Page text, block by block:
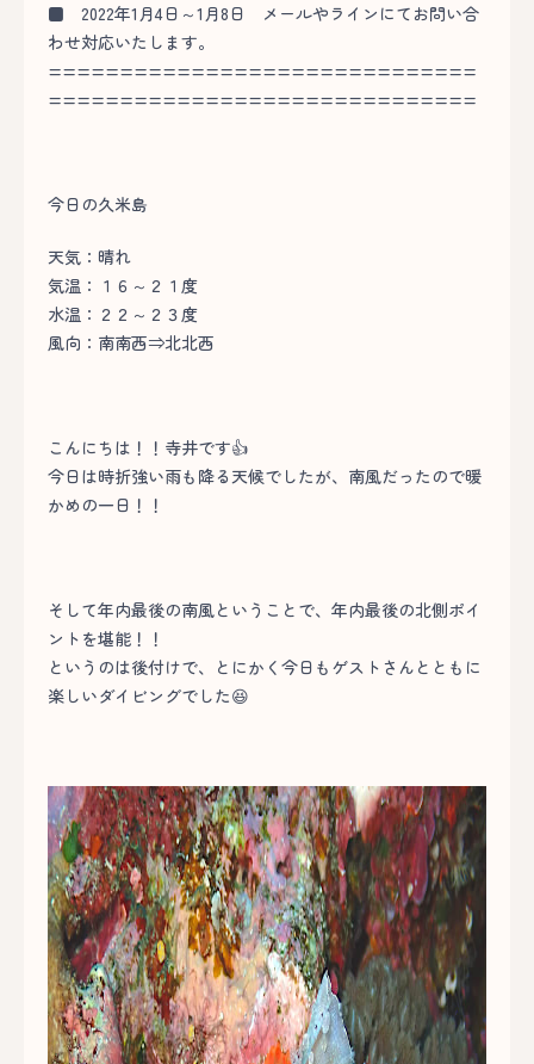
■ 2022年1月4日～1月8日 メールやラインにてお問い合
わせ対応いたします。
==============================
==============================
今日の久米島
天気：晴れ
気温：１６～２１度
水温：２２～２３度
風向：南南西⇒北北西
こんにちは！！寺井です👍
今日は時折強い雨も降る天候でしたが、南風だったので暖
かめの一日！！
そして年内最後の南風ということで、年内最後の北側ポイ
ントを堪能！！
というのは後付けで、とにかく今日もゲストさんとともに
楽しいダイビングでした😆